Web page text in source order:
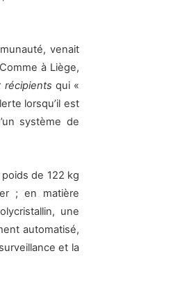
venait
à Liège,
récipients qui «
lorsqu’il est
système de
de 122 kg
; en matière
une
automatisé,
et la